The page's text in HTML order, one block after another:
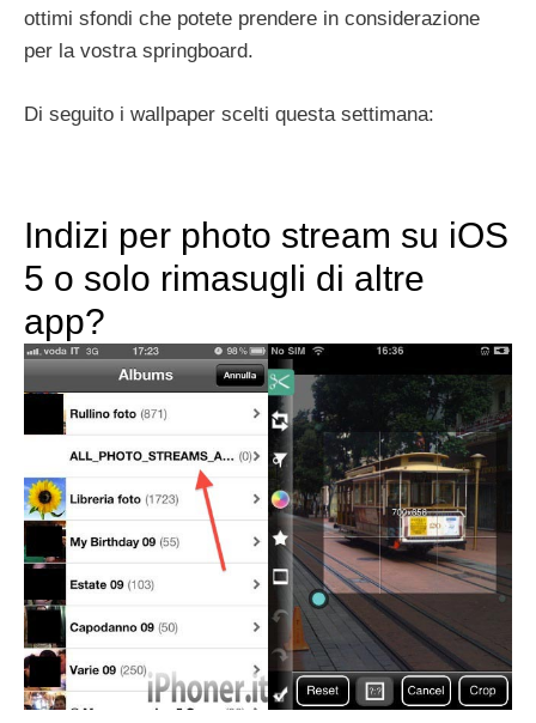
ottimi sfondi che potete prendere in considerazione
per la vostra springboard.
Di seguito i wallpaper scelti questa settimana:
Indizi per photo stream su iOS
5 o solo rimasugli di altre
app?